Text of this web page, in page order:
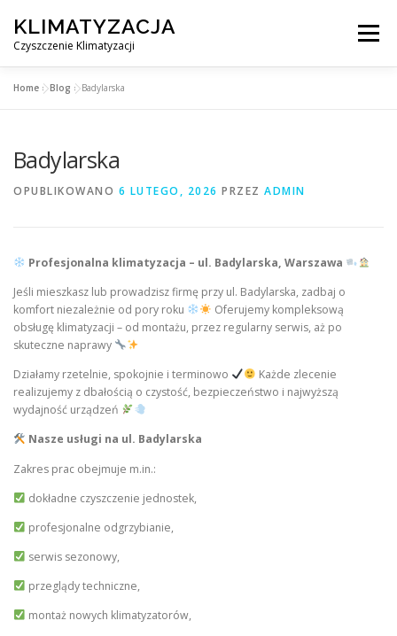
treści
KLIMATYZACJA
Czyszczenie Klimatyzacji
Menu
OBSŁUGIWANE MIASTA POD WARSZAWĄ
Home »Blog »Badylarska
Badylarska
OPUBLIKOWANO 6 LUTEGO, 2026 PRZEZ ADMIN
Profesjonalna klimatyzacja – ul. Badylarska, Warszawa
Jeśli mieszkasz lub prowadzisz firmę przy ul. Badylarska, zadbaj o
komfort niezależnie od pory roku
Oferujemy kompleksową
obsługę klimatyzacji – od montażu, przez regularny serwis, aż po
skuteczne naprawy
Działamy rzetelnie, spokojnie i terminowo
Każde zlecenie
realizujemy z dbałością o czystość, bezpieczeństwo i najwyższą
wydajność urządzeń
Nasze usługi na ul. Badylarska
Zakres prac obejmuje m.in.:
dokładne czyszczenie jednostek,
profesjonalne odgrzybianie,
serwis sezonowy,
przeglądy techniczne,
montaż nowych klimatyzatorów,